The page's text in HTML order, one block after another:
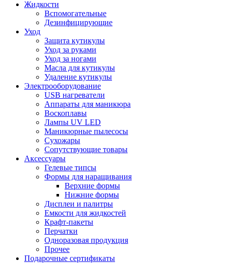
Жидкости
Вспомогательные
Дезинфицирующие
Уход
Защита кутикулы
Уход за руками
Уход за ногами
Масла для кутикулы
Удаление кутикулы
Электрооборудование
USB нагреватели
Аппараты для маникюра
Воскоплавы
Лампы UV LED
Маникюрные пылесосы
Сухожары
Сопутствующие товары
Аксессуары
Гелевые типсы
Формы для наращивания
Верхние формы
Нижние формы
Дисплеи и палитры
Емкости для жидкостей
Крафт-пакеты
Перчатки
Одноразовая продукция
Прочее
Подарочные сертификаты